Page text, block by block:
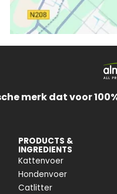
merk dat voor
PRODUCTS &
INGREDIENTS
Kattenvoer
Hondenvoer
Catlitter